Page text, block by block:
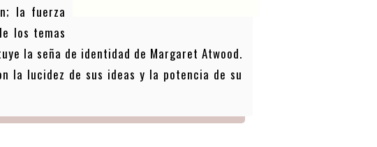
la fuerza
los temas
la seña de identidad de Margaret Atwood.
la lucidez de sus ideas y la potencia de su